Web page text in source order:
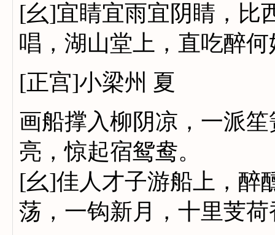
[幺]宜睛宜雨宜阴睛，比
唱，湖山堂上，直吃醉何
[正宫]小梁州 夏
画船撑入柳阴凉，一派
亮，惊起宿鸳鸯。
[幺]佳人才子游船上，醉
荡，一钩新月，十里芰荷